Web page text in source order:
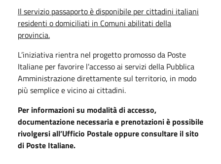
Il servizio passaporto è disponibile per cittadini italiani
residenti o domiciliati in Comuni abilitati della
provincia.
L’iniziativa rientra nel progetto promosso da Poste
Italiane per favorire l’accesso ai servizi della Pubblica
Amministrazione direttamente sul territorio, in modo
più semplice e vicino ai cittadini.
Per informazioni su modalità di accesso,
documentazione necessaria e prenotazioni è possibile
rivolgersi all’Ufficio Postale oppure consultare il sito
di Poste Italiane.